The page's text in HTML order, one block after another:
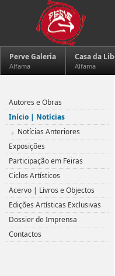
Perve Galeria
Alfama
Casa da
Alfama
Autores e Obras
Início | Notícias
Notícias Anteriores
Exposições
Participação em Feiras
Ciclos Artísticos
Acervo | Livros e Objectos
Edições Artísticas Exclusivas
Dossier de Imprensa
Contactos